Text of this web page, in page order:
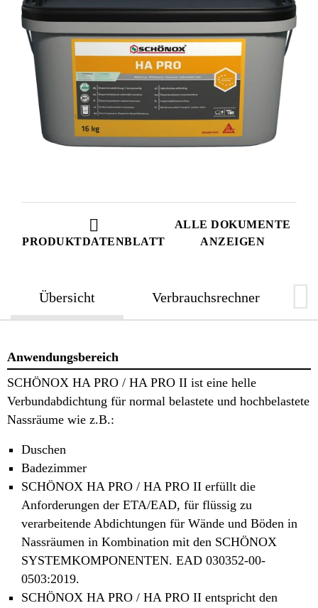
PRODUKTDATENBLATT
ALLE DOKUMENTE
ANZEIGEN
Übersicht Verbrauchsrechner
Anwendungsbereich
SCHÖNOX HA PRO / HA PRO II ist eine helle
Verbundabdichtung für normal belastete und hochbelastete
Nassräume wie z.B.:
Duschen
Badezimmer
SCHÖNOX HA PRO / HA PRO II erfüllt die
Anforderungen der ETA/EAD, für flüssig zu
verarbeitende Abdichtungen für Wände und Böden in
Nassräumen in Kombination mit den SCHÖNOX
SYSTEMKOMPONENTEN. EAD 030352-00-
0503:2019.
SCHÖNOX HA PRO / HA PRO II entspricht den